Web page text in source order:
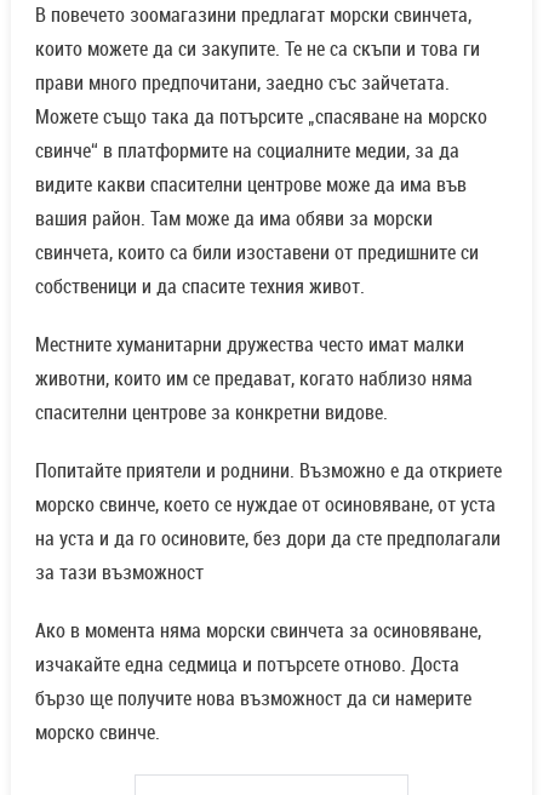
В повечето зоомагазини предлагат морски свинчета,
които можете да си закупите. Те не са скъпи и това ги
прави много предпочитани, заедно със зайчетата.
Можете също така да потърсите „спасяване на морско
свинче“ в платформите на социалните медии, за да
видите какви спасителни центрове може да има във
вашия район. Там може да има обяви за морски
свинчета, които са били изоставени от предишните си
собственици и да спасите техния живот.
Местните хуманитарни дружества често имат малки
животни, които им се предават, когато наблизо няма
спасителни центрове за конкретни видове.
Попитайте приятели и роднини. Възможно е да откриете
морско свинче, което се нуждае от осиновяване, от уста
на уста и да го осиновите, без дори да сте предполагали
за тази възможност
Ако в момента няма морски свинчета за осиновяване,
изчакайте една седмица и потърсете отново. Доста
бързо ще получите нова възможност да си намерите
морско свинче.